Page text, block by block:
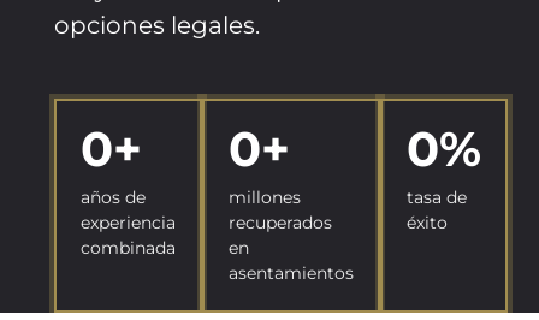
opciones legales.
0+
años de
experiencia
combinada
0+
millones
recuperados
en
asentamientos
0%
tasa de
éxito